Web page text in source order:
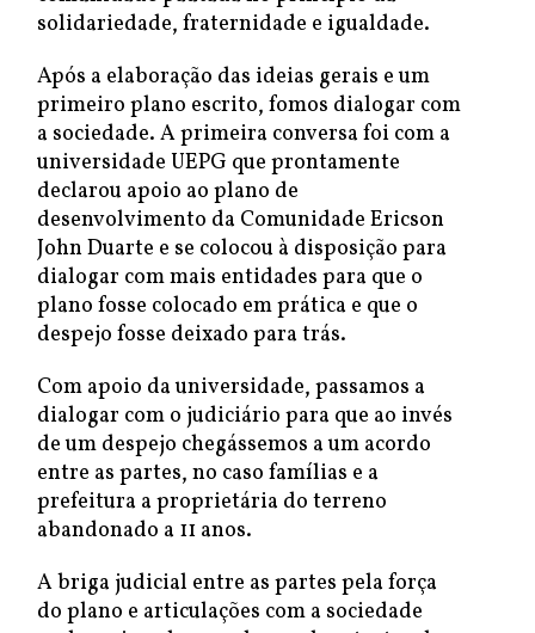
solidariedade, fraternidade e igualdade.
Após a elaboração das ideias gerais e um
primeiro plano escrito, fomos dialogar com
a sociedade. A primeira conversa foi com a
universidade UEPG que prontamente
declarou apoio ao plano de
desenvolvimento da Comunidade Ericson
John Duarte e se colocou à disposição para
dialogar com mais entidades para que o
plano fosse colocado em prática e que o
despejo fosse deixado para trás.
Com apoio da universidade, passamos a
dialogar com o judiciário para que ao invés
de um despejo chegássemos a um acordo
entre as partes, no caso famílias e a
prefeitura a proprietária do terreno
abandonado a 11 anos.
A briga judicial entre as partes pela força
do plano e articulações com a sociedade